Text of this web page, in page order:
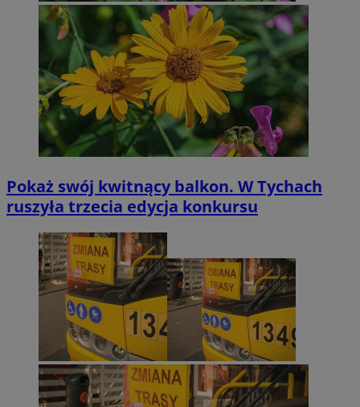
Pokaż swój kwitnący balkon. W Tychach
ruszyła trzecia edycja konkursu